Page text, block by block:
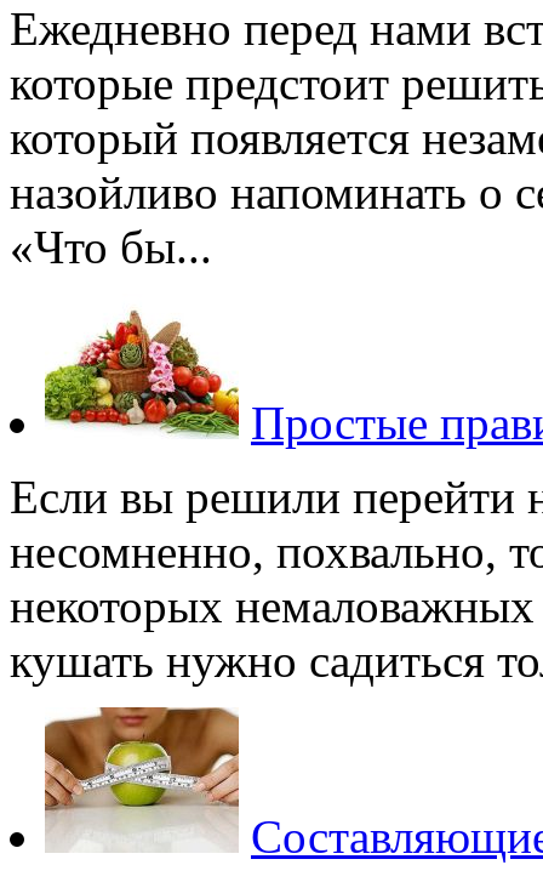
Ежедневно перед нами
которые предстоит
который появляется
назойливо напоминать о
«Что бы...
Простые
Если вы решили перейти
несомненно, похвально,
некоторых
кушать нужно садиться